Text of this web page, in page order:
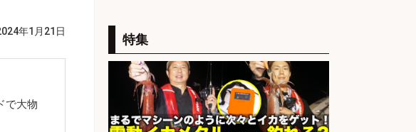
年1月21日
で大物
釣り具のかんたん軽作業/高収入/交
通費支給/制服貸与/正社員登用あり
会社名 株式会社REnista
sponsored by 求人ボックス
特集